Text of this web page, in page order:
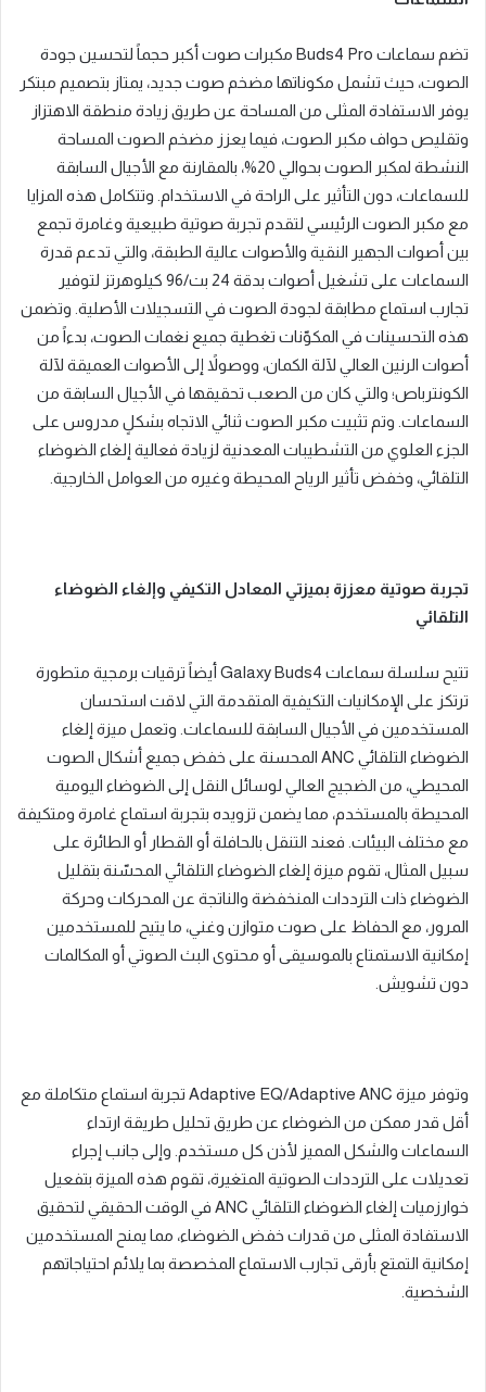
تضم سماعات Buds4 Pro مكبرات صوت أكبر حجماً لتحسين جودة
الصوت، حيث تشمل مكوناتها مضخم صوت جديد، يمتاز بتصميم مبتكر
يوفر الاستفادة المثلى من المساحة عن طريق زيادة منطقة الاهتزاز
وتقليص حواف مكبر الصوت، فيما يعزز مضخم الصوت المساحة
النشطة لمكبر الصوت بحوالي 20%
، بالمقارنة مع الأجيال السابقة
للسماعات، دون التأثير على الراحة في الاستخدام وتتكامل هذه المزايا
مع مكبر الصوت الرئيسي لتقدم تجربة صوتية طبيعية وغامرة تجمع
بين أصوات الجهير النقية والأصوات عالية الطبقة، والتي تدعم قدرة
السماعات على تشغيل أصوات بدقة 24 بت/96
كيلوهرتز لتوفير
تجارب استماع مطابقة لجودة الصوت في التسجيلات الأصلية وتضمن
هذه التحسينات في المكوّنات تغطية جميع نغمات الصوت، بدءاً من
أصوات الرنين العالي لآلة الكمان، ووصولاً إلى الأصوات العميقة لآلة
الكونترباص؛ والتي كان من الصعب تحقيقها في الأجيال السابقة من
السماعات وتم تثبيت مكبر الصوت ثنائي الاتجاه بشكلٍ مدروس على
الجزء العلوي من التشطيبات المعدنية لزيادة فعالية إلغاء الضوضاء
التلقائي، وخفض تأثير الرياح المحيطة وغيره من العوامل الخارجية
تجربة صوتية معززة بميزتي المعادل التكيفي وإلغاء الضوضاء
التلقائي
تتيح سلسلة سماعات Galaxy Buds4 أيضاً ترقيات برمجية متطورة
ترتكز على الإمكانيات التكيفية المتقدمة التي لاقت استحسان
المستخدمين في الأجيال السابقة للسماعات وتعمل ميزة إلغاء
الضوضاء التلقائي ANC المحسنة على خفض جميع أشكال الصوت
المحيطي، من الضجيج العالي لوسائل النقل إلى الضوضاء اليومية
المحيطة بالمستخدم، مما يضمن تزويده بتجربة استماع غامرة ومتكيفة
مع مختلف البيئات فعند التنقل بالحافلة أو القطار أو الطائرة على
سبيل المثال، تقوم ميزة إلغاء الضوضاء التلقائي المحسّنة بتقليل
الضوضاء ذات الترددات المنخفضة والناتجة عن المحركات وحركة
المرور، مع الحفاظ على صوت متوازن وغني، ما يتيح للمستخدمين
إمكانية الاستمتاع بالموسيقى أو محتوى البث الصوتي أو المكالمات
دون تشويش
وتوفر ميزة Adaptive EQ/Adaptive ANC تجربة استماع متكاملة مع
أقل قدر ممكن من الضوضاء عن طريق تحليل طريقة ارتداء
السماعات والشكل المميز لأذن كل مستخدم وإلى جانب إجراء
تعديلات على الترددات الصوتية المتغيرة، تقوم هذه الميزة بتفعيل
خوارزميات إلغاء الضوضاء التلقائي ANC في الوقت الحقيقي لتحقيق
الاستفادة المثلى من قدرات خفض الضوضاء، مما يمنح المستخدمين
إمكانية التمتع بأرقى تجارب الاستماع المخصصة بما يلائم احتياجاتهم
الشخصية